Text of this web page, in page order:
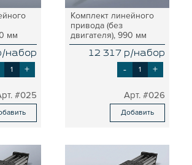
ОБРАБОТКА
СОЕДИНИТЕЛИ
МЕБЕЛЬ
И ПЛАТФОРМ
СОЕДИНИТЕЛИ
мм
набор
+
#025
Комплект линейного
привода (без
двигателя), 990 мм
12 317 р/набор
- +
#026
Добавить